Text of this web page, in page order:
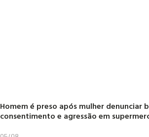
Homem é preso após mulher denunciar
consentimento e agressão em